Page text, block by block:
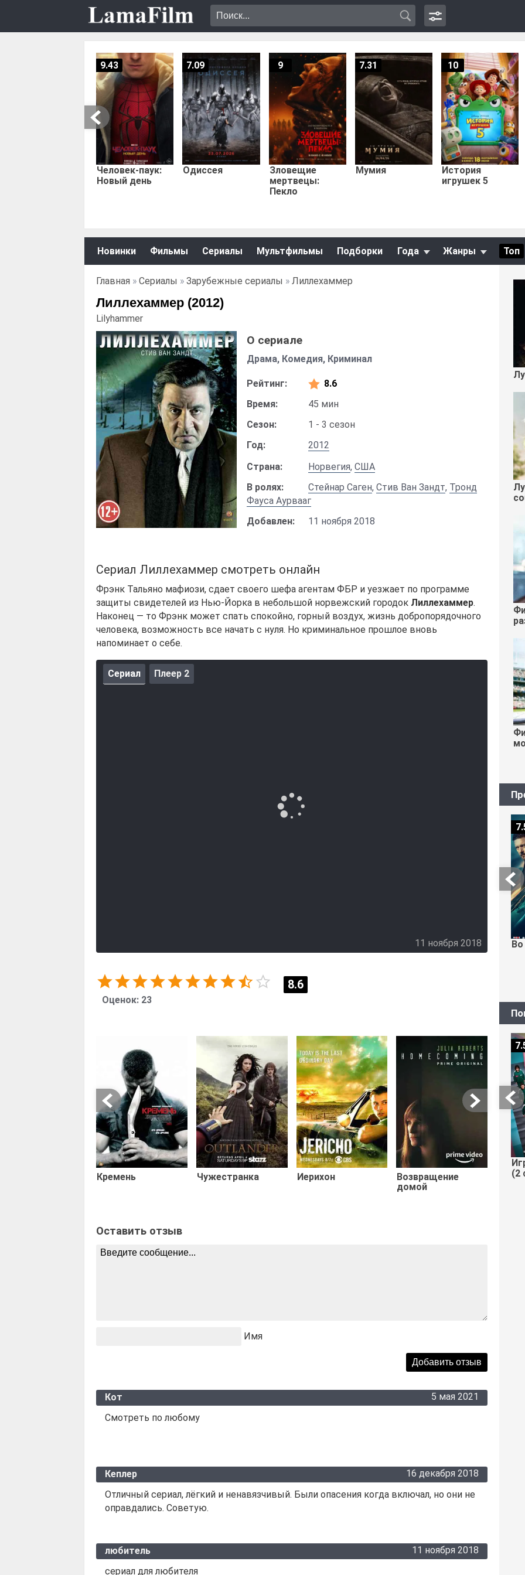
Человек-паук:
Новый день
9.43
Одиссея
7.09
Зловещие
мертвецы:
Пекло
9
Мумия
7.31
История
игрушек 5
10
Новинки Фильмы Сериалы Мультфильмы Подборки Года Жанры Топ
Главная » Сериалы » Зарубежные сериалы » Лиллехаммер
Лиллехаммер (2012)
Lilyhammer
О сериале
Драма, Комедия, Криминал
Рейтинг:
8.6
Время:
45 мин
Сезон:
1 - 3 сезон
Год:
2012
Страна:
Норвегия, США
В ролях:
Стейнар Саген, Стив Ван Зандт, Тронд
Фауса Аурвааг
Добавлен:
11 ноября 2018
Сериал Лиллехаммер смотреть онлайн
Фрэнк Тальяно мафиози, сдает своего шефа агентам ФБР и уезжает по программе
защиты свидетелей из Нью-Йорка в небольшой норвежский городок Лиллехаммер.
Наконец — то Фрэнк может спать спокойно, горный воздух, жизнь добропорядочного
человека, возможность все начать с нуля. Но криминальное прошлое вновь
напоминает о себе.
Сериал Плеер 2
11 ноября 2018
8.6
Оценок: 23
Кремень Чужестранка Иерихон
Возвращение
домой
Оставить отзыв
Имя
Кот
5 мая 2021
Смотреть по любому
Кеплер
16 декабря 2018
Отличный сериал, лёгкий и ненавязчивый. Были опасения когда включал, но они не
оправдались. Советую.
любитель
11 ноября 2018
сериал для любителя
Во
(2